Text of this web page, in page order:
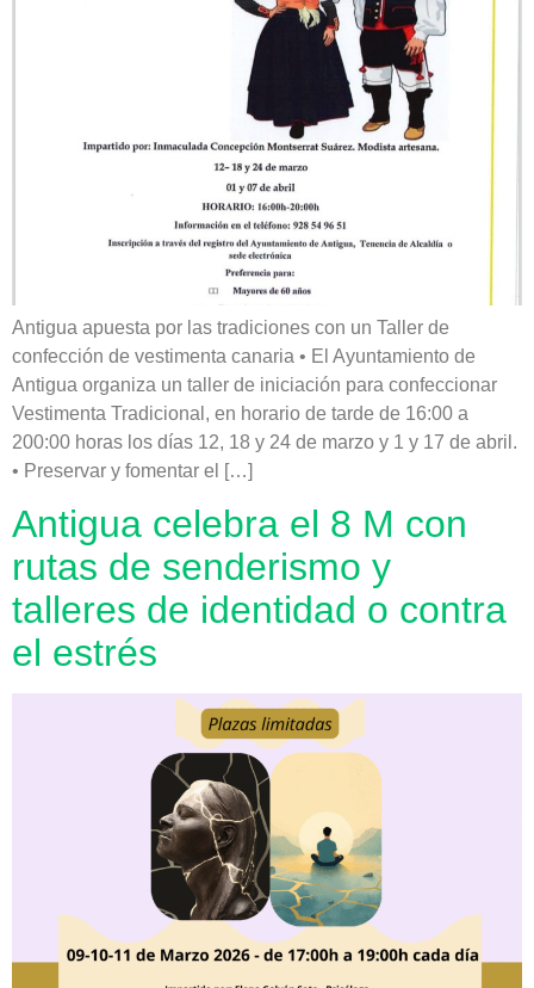
Antigua apuesta por las tradiciones con un Taller de
confección de vestimenta canaria • El Ayuntamiento de
Antigua organiza un taller de iniciación para confeccionar
Vestimenta Tradicional, en horario de tarde de 16:00 a
200:00 horas los días 12, 18 y 24 de marzo y 1 y 17 de abril.
• Preservar y fomentar el […]
Antigua celebra el 8 M con
rutas de senderismo y
talleres de identidad o contra
el estrés